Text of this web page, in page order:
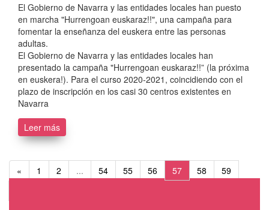
El Gobierno de Navarra y las entidades locales han puesto
en marcha "Hurrengoan euskaraz!!", una campaña para
fomentar la enseñanza del euskera entre las personas
adultas.
El Gobierno de Navarra y las entidades locales han
presentado la campaña "Hurrengoan euskaraz!!” (la próxima
en euskera!). Para el curso 2020-2021, coincidiendo con el
plazo de inscripción en los casi 30 centros existentes en
Navarra
Leer más
« 1 2 ... 54 55 56 57 58
59